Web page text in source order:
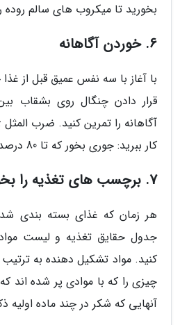
بخورید تا میکروب های سالم روده
6. خوردن آگاهانه
با آغاز با سه نفس عمیق قبل از
قرار دادن چنگال روی بشقاب
آگاهانه را تمرین کنید. ضرب المثل
کار ببرید: جوری بخور که تا 80 درصد سیر شوی.
7. برچسب های تغذیه را بخوانید
هر زمان که غذای بسته بندی
جدول حقایق تغذیه و لیست
کنید. مواد تشکیل دهنده به
چیزی را که با موادی پر شده اند
آنهایی که شکر در چند ماده اولیه